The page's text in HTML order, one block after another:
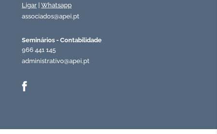
Ligar| Whatsapp
associados@apei.pt
Seminários - Contabilidade
966 441 145
administrativo@apei.pt